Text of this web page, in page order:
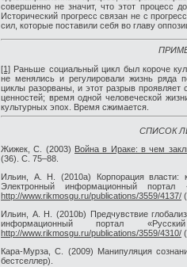
совершенно не значит, что этот процесс
Исторический прогресс связан не с
сил, которые поставили себя во главу
[1] Раньше социальный цикл был короче
не менялись и регулировали жизнь ряда
циклы разорваны, и этот разрыв
ценностей; время одной человеческой
культурных эпох. Время сжимается.
СПИСОК
Жижек, С. (2003) Война в Ираке: в чем
(36). С. 75–88.
Ильин, А. Н. (2010a) Корпорация власти:
Электронный информационный портал
http://www.rikmosgu.ru/publications/3559/4137/
Ильин, А. Н. (2010b) Предчувствие
информационный портал
http://www.rikmosgu.ru/publications/3559/4310/
Кара-Мурза, С. (2009) Манипуляция
бестселлер).